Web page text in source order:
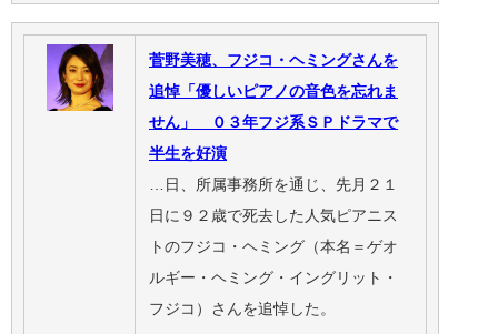
菅野美穂、フジコ・ヘミングさんを
追悼「優しいピアノの音色を忘れま
せん」 ０３年フジ系ＳＰドラマで
半生を好演
…日、所属事務所を通じ、先月２１
日に９２歳で死去した人気ピアニス
トのフジコ・ヘミング（本名＝ゲオ
ルギー・ヘミング・イングリット・
フジコ）さんを追悼した。